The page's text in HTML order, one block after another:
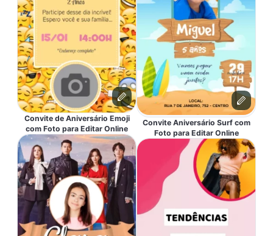
Convite de Aniversário Emoji
com Foto para Editar Online
Convite Aniversário Surf com
Foto para Editar Online